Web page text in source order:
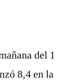
del 1
8,4 en la